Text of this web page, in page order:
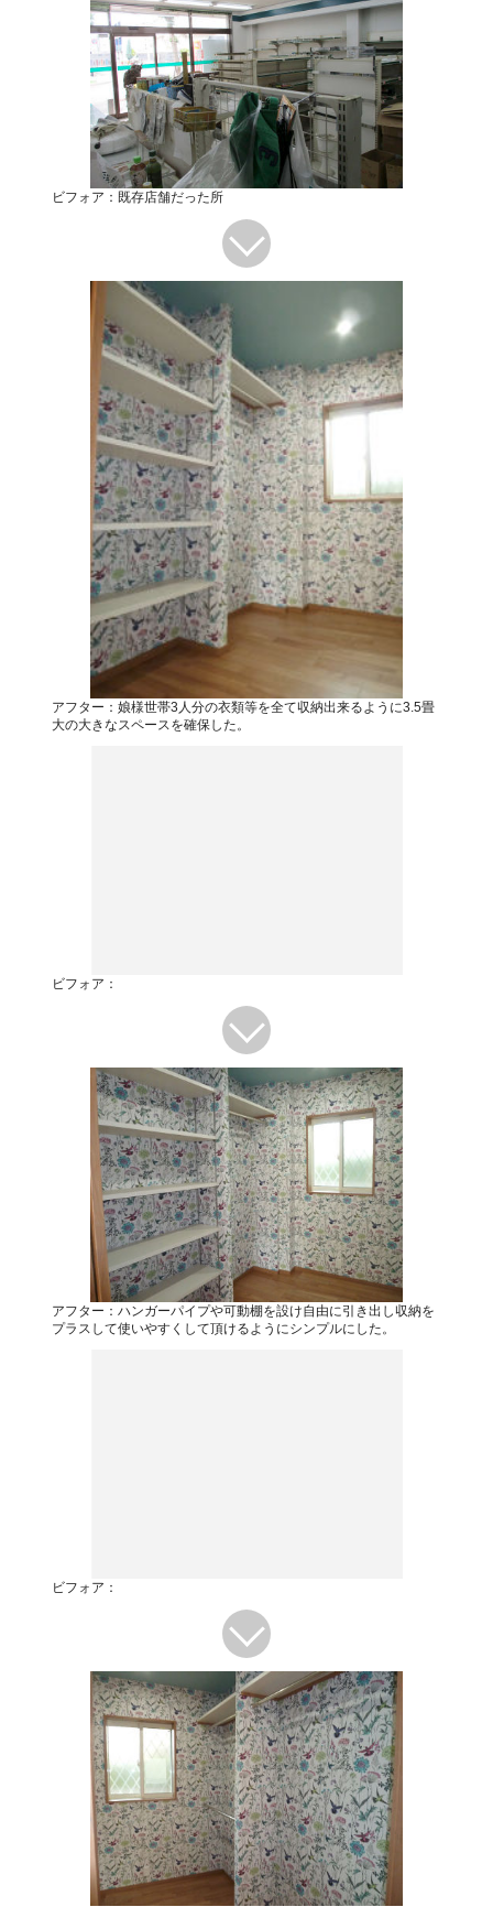
ビフォア：既存店舗だった所
アフター：娘様世帯3人分の衣類等を全て収納出来るように3.5畳
大の大きなスペースを確保した。
ビフォア：
アフター：ハンガーパイプや可動棚を設け自由に引き出し収納を
プラスして使いやすくして頂けるようにシンプルにした。
ビフォア：